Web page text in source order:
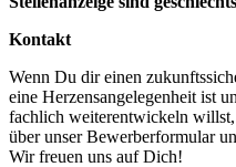
Kontakt
Wenn Du dir einen
eine Herzensangelegenheit ist
fachlich weiterentwickeln
über unser Bewerberformular
Wir freuen uns auf Dich!